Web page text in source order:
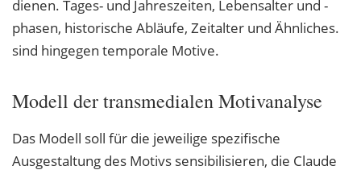
dienen. Tages- und Jahreszeiten, Lebensalter und -
phasen, historische Abläufe, Zeitalter und Ähnliches.
sind hingegen temporale Motive.
Modell der transmedialen Motivanalyse
Das Modell soll für die jeweilige spezifische
Ausgestaltung des Motivs sensibilisieren, die Claude